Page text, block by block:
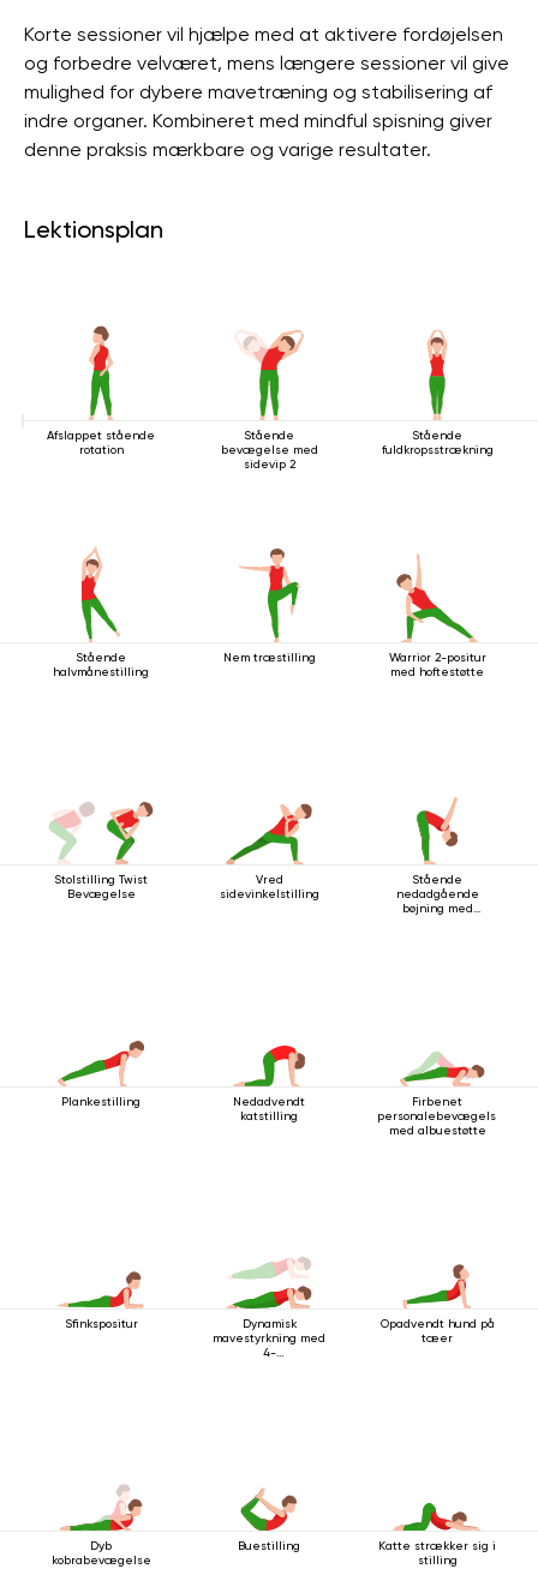
Korte sessioner vil hjælpe med at aktivere fordøjelsen
og forbedre velværet, mens længere sessioner vil give
mulighed for dybere mavetræning og stabilisering af
indre organer. Kombineret med mindful spisning giver
denne praksis mærkbare og varige resultater.
Lektionsplan
Afslappet stående
rotation
Stående
bevægelse med
sidevip 2
Stående
fuldkropsstrækning
Stående
halvmånestilling
Nem træstilling
Warrior 2-positur
med hoftestøtte
Stolstilling Twist
Bevægelse
Vred
sidevinkelstilling
Stående
nedadgående
bøjning med
Plankestilling
Nedadvendt
katstilling
Firbenet
personalebevægelse
med albuestøtte
Sfinkspositur
Dynamisk
mavestyrkning med
4-
Opadvendt hund på
tæer
Dyb
kobrabevægelse
Buestilling
Katte strækker sig i
stilling